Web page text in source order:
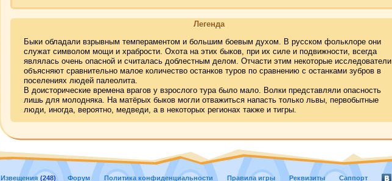
Легенда
Быки обладали взрывным темпераментом и большим боевым духом. В русском фольклоре они
служат символом мощи и храбрости. Охота на этих быков, при их силе и подвижности, всегда
являлась очень опасной и считалась доблестным делом. Отчасти этим некоторые исследователи
объясняют сравнительно малое количество останков туров по сравнению с останками зубров в
поселениях людей палеолита.
В доисторические времена врагов у взрослого тура было мало. Волки представляли опасность
лишь для молодняка. На матёрых быков могли отважиться напасть только львы, первобытные
люди, иногда, вероятно, медведи, а в некоторых регионах также и тигры.
Извещения (248) Форум Политика конфиденциальности Правила игры Реквизиты Саппорт